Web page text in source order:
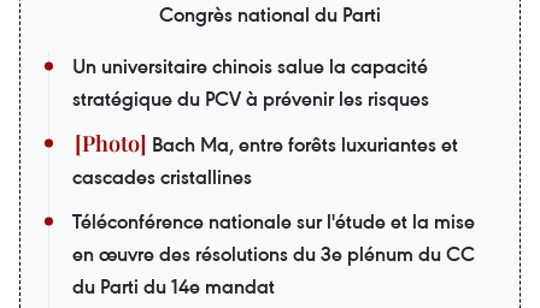
Congrès national du Parti
Un universitaire chinois salue la capacité
stratégique du PCV à prévenir les risques
Bach Ma, entre forêts luxuriantes et
cascades cristallines
Téléconférence nationale sur l'étude et la mise
en œuvre des résolutions du 3e plénum du CC
du Parti du 14e mandat